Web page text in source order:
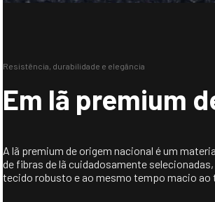
Resistência, durabilidade e elegância
Em lã premium
A lã premium de origem nacional é um
de fibras de lã cuidadosamente
tecido robusto e ao mesmo tempo macio ao